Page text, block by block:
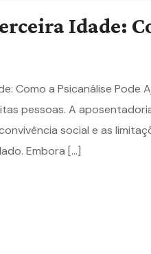
Idade:
Como a Psicanálise Pode
pessoas. A
social e as
Embora […]